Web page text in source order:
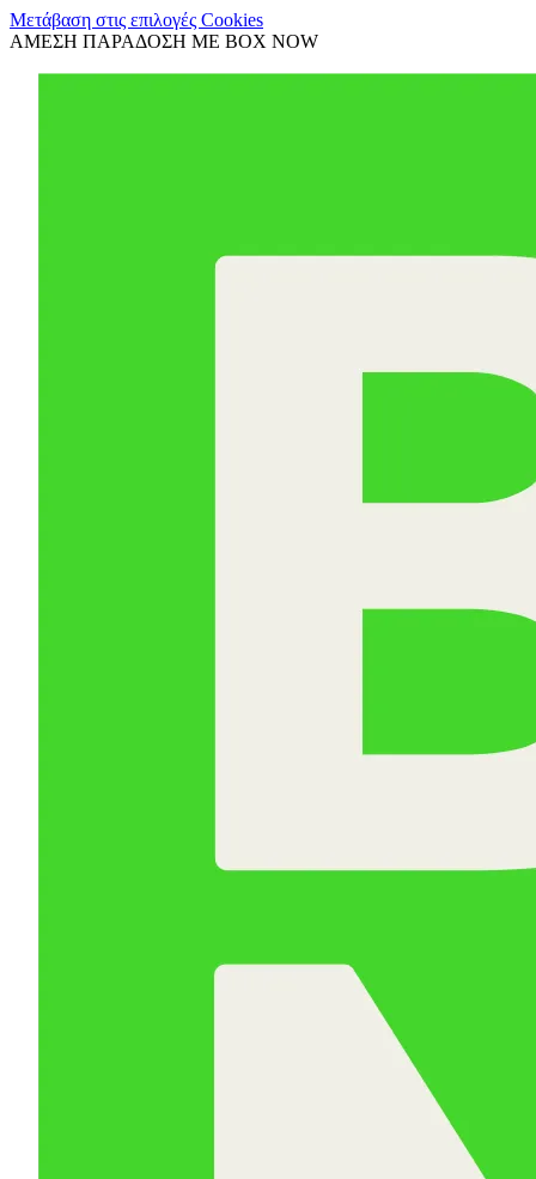
Μετάβαση στις επιλογές Cookies
ΑΜΕΣΗ ΠΑΡΑΔΟΣΗ ΜΕ BOX NOW